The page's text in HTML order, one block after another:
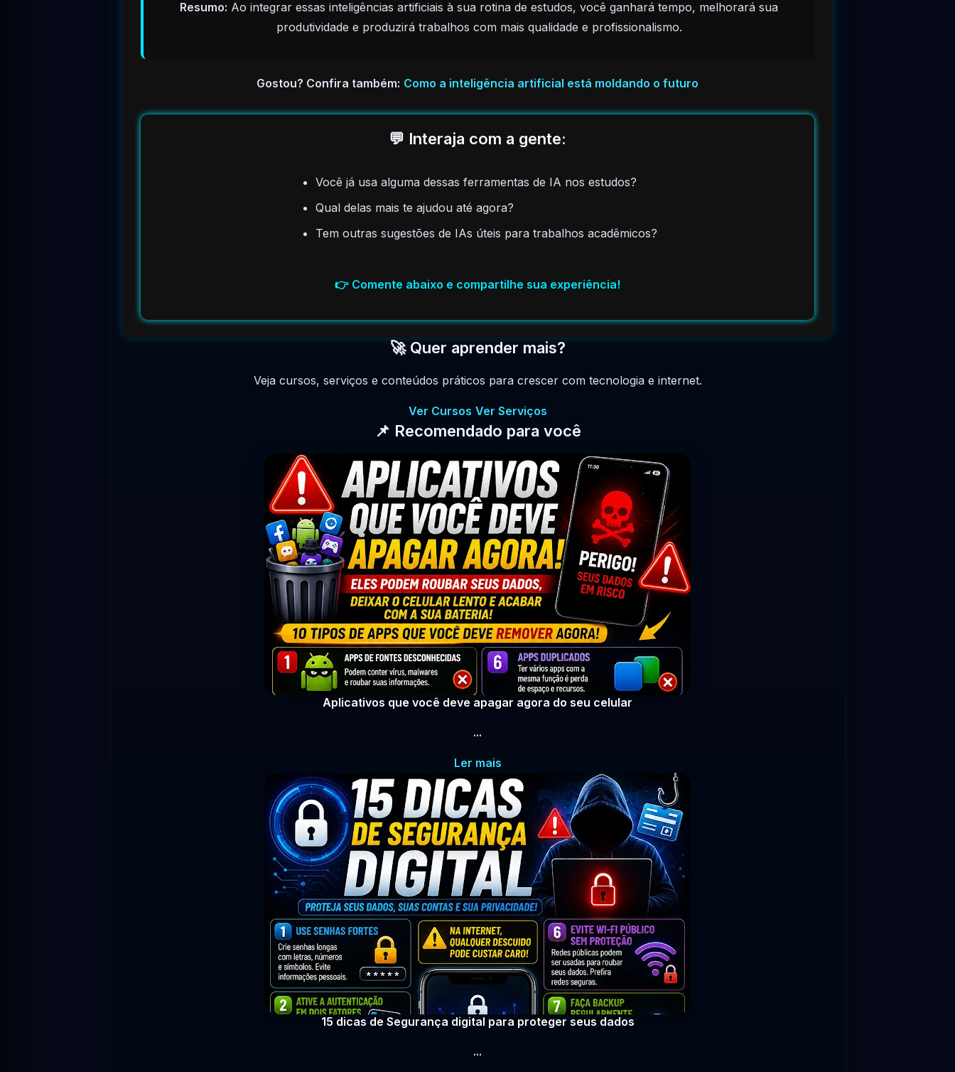
Resumo: Ao integrar essas inteligências artificiais à sua rotina de estudos, você ganhará tempo, melhorará sua
produtividade e produzirá trabalhos com mais qualidade e profissionalismo.
Gostou? Confira também: Como a inteligência artificial está moldando o futuro
💬 Interaja com a gente:
Você já usa alguma dessas ferramentas de IA nos estudos?
Qual delas mais te ajudou até agora?
Tem outras sugestões de IAs úteis para trabalhos acadêmicos?
👉 Comente abaixo e compartilhe sua experiência!
🚀 Quer aprender mais?
Veja cursos, serviços e conteúdos práticos para crescer com tecnologia e internet.
Ver Cursos Ver Serviços
📌 Recomendado para você
Aplicativos que você deve apagar agora do seu celular
...
Ler mais
15 dicas de Segurança digital para proteger seus dados
...